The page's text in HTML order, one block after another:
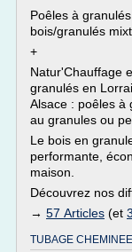
Poêles à
bois/granulés
+
Natur'Chauffage
granulés en
Alsace : poêles à
au granules ou
Le bois en
performante,
maison.
Découvrez nos
→ 57 Articles (et
TUBAGE